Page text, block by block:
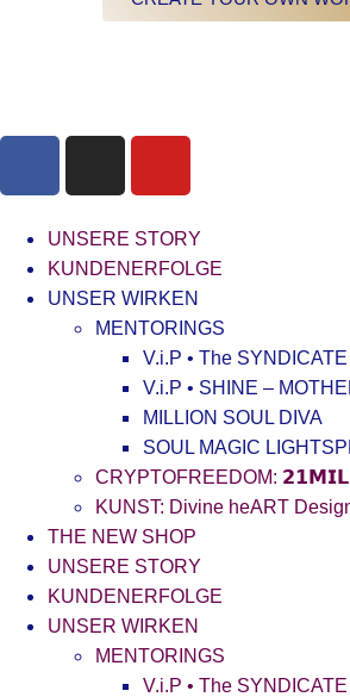
UNSERE STORY
KUNDENERFOLGE
UNSER WIRKEN
MENTORINGS
V.i.P • The SYNDICATE
V.i.P • SHINE –
MILLION SOUL DIVA
SOUL MAGIC
CRYPTOFREEDOM:
KUNST: Divine heART
THE NEW SHOP
UNSERE STORY
KUNDENERFOLGE
UNSER WIRKEN
MENTORINGS
V.i.P • The SYNDICATE